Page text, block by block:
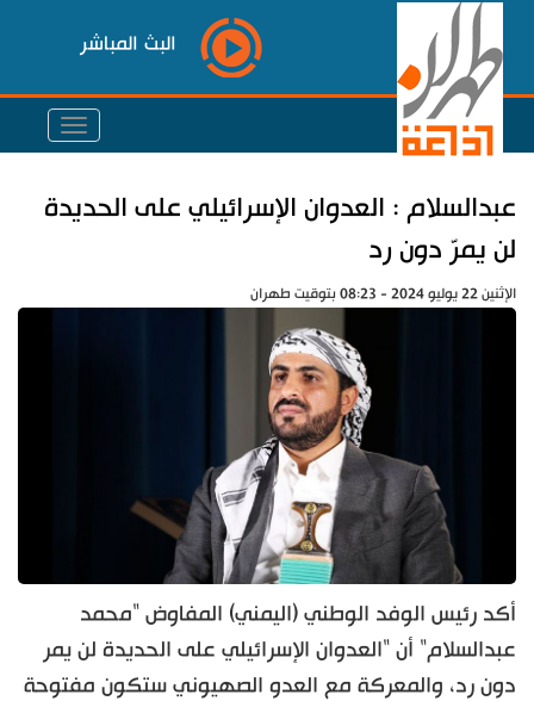
البث المباشر
عبدالسلام : العدوان الإسرائيلي على الحديدة
لن يمرّ دون رد
الإثنين 22 يوليو 2024 - 08:23 بتوقيت طهران
أكد رئيس الوفد الوطني (اليمني) المفاوض "محمد
عبدالسلام" أن "العدوان الإسرائيلي على الحديدة لن يمر
دون رد، والمعركة مع العدو الصهيوني ستكون مفتوحة